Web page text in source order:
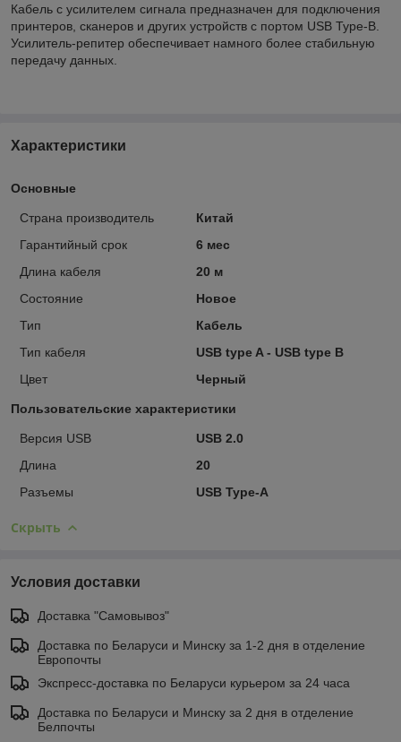
Кабель с усилителем сигнала предназначен для подключения
принтеров, сканеров и других устройств с портом USB Type-B.
Усилитель-репитер обеспечивает намного более стабильную
передачу данных.
Характеристики
Основные
Страна производитель
Китай
Гарантийный срок
6 мес
Длина кабеля
20 м
Состояние
Новое
Тип
Кабель
Тип кабеля
USB type A - USB type B
Цвет
Черный
Пользовательские характеристики
Версия USB
USB 2.0
Длина
20
Разъемы
USB Type-A
Скрыть
Условия доставки
Доставка "Самовывоз"
Доставка по Беларуси и Минску за 1-2 дня в отделение
Европочты
Экспресс-доставка по Беларуси курьером за 24 часа
Доставка по Беларуси и Минску за 2 дня в отделение
Белпочты